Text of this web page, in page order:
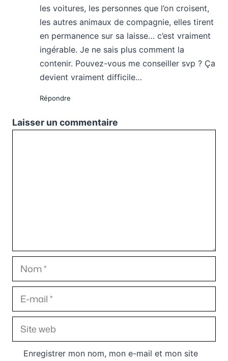
les voitures, les personnes que l’on croisent,
les autres animaux de compagnie, elles tirent
en permanence sur sa laisse… c’est vraiment
ingérable. Je ne sais plus comment la
contenir. Pouvez-vous me conseiller svp ? Ça
devient vraiment difficile…
Répondre
Laisser un commentaire
Nom
E-
mail
Site
web
Enregistrer mon nom, mon e-mail et mon site